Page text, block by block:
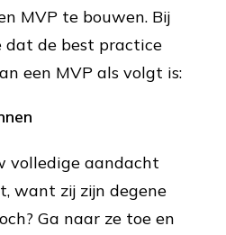
MVP te bouwen. Bij
dat de best practice
een MVP als volgt is:
volledige aandacht
want zij zijn degene
Ga naar ze toe en